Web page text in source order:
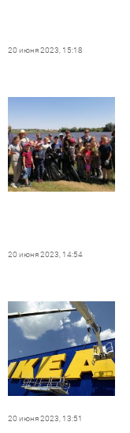
20 июня 2023, 15:18
20 июня 2023, 14:54
20 июня 2023, 13:51